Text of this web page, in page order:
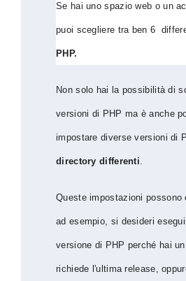
Se hai uno spazio web o un
puoi scegliere tra ben 6
PHP.
Non solo hai la possibilità di
versioni di PHP ma è anche
impostare diverse versioni di
directory differenti.
Queste impostazioni possono
ad esempio, si desideri
versione di PHP perché hai
richiede l'ultima release,